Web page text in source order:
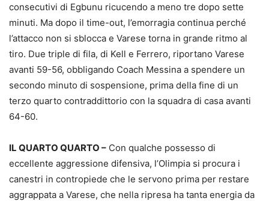
consecutivi di Egbunu ricucendo a meno tre dopo sette
minuti. Ma dopo il time-out, l’emorragia continua perché
l’attacco non si sblocca e Varese torna in grande ritmo al
tiro. Due triple di fila, di Kell e Ferrero, riportano Varese
avanti 59-56, obbligando Coach Messina a spendere un
secondo minuto di sospensione, prima della fine di un
terzo quarto contraddittorio con la squadra di casa avanti
64-60.
IL QUARTO QUARTO – Con qualche possesso di
eccellente aggressione difensiva, l’Olimpia si procura i
canestri in contropiede che le servono prima per restare
aggrappata a Varese, che nella ripresa ha tanta energia da